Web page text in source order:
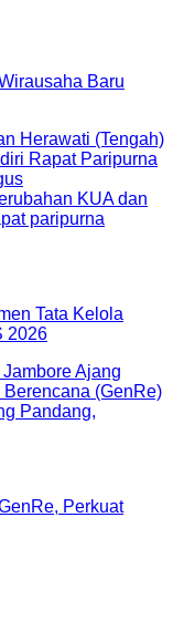
Baru
Tata Kelola
2026
Perkuat